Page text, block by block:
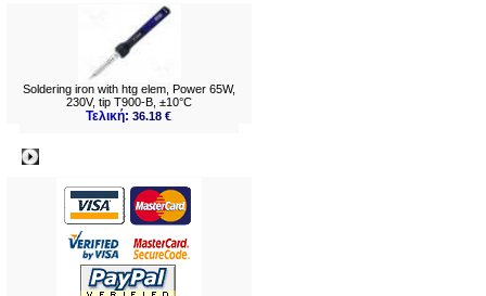
Soldering iron with htg elem, Power 65W,
230V, tip T900-B, ±10°C
Τελική:36.18 €